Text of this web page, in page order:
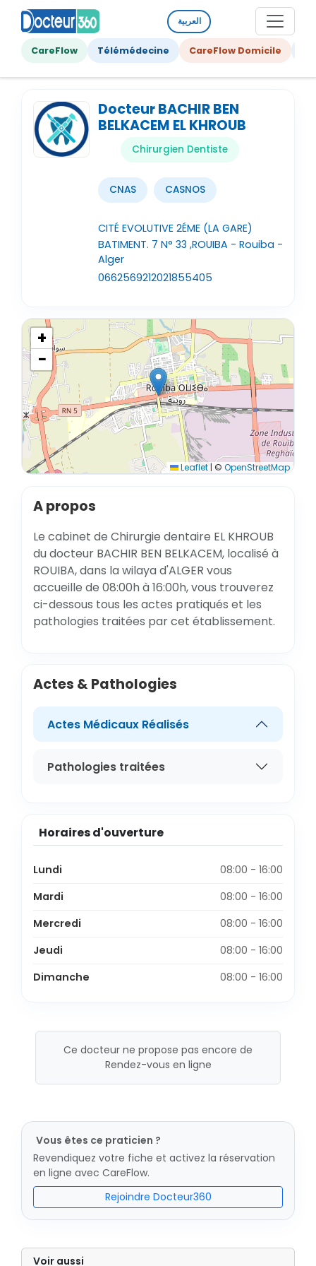
العربية
CareFlow Télémédecine CareFlow Domicile
Docteur BACHIR BEN
BELKACEM EL KHROUB
Chirurgien Dentiste
CNAS CASNOS
CITÉ EVOLUTIVE 2ÉME (LA GARE)
BATIMENT. 7 N° 33 ,ROUIBA - Rouiba -
Alger
0662569212021855405
+
−
Leaflet| © OpenStreetMap
A propos
Le cabinet de Chirurgie dentaire EL KHROUB
du docteur BACHIR BEN BELKACEM, localisé à
ROUIBA, dans la wilaya d'ALGER vous
accueille de 08:00h à 16:00h, vous trouverez
ci-dessous tous les actes pratiqués et les
pathologies traitées par cet établissement.
Actes & Pathologies
Actes Médicaux Réalisés
Pathologies traitées
Horaires d'ouverture
Lundi
08:00 - 16:00
Mardi
08:00 - 16:00
Mercredi
08:00 - 16:00
Jeudi
08:00 - 16:00
Dimanche
08:00 - 16:00
Ce docteur ne propose pas encore de
Rendez-vous en ligne
Vous êtes ce praticien ?
Revendiquez votre fiche et activez la réservation
en ligne avec CareFlow.
Rejoindre Docteur360
Voir aussi